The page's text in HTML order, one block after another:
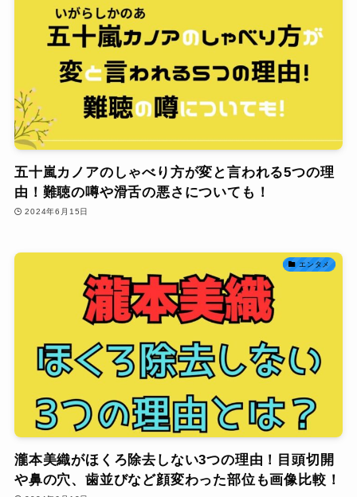
五十嵐カノアのしゃべり方が変と言われる5つの理
由！難聴の噂や滑舌の悪さについても！
2024年6月15日
エンタメ
瀧本美織がほくろ除去しない3つの理由！目頭切開
や鼻の穴、歯並びなど顔変わった部位も画像比較！